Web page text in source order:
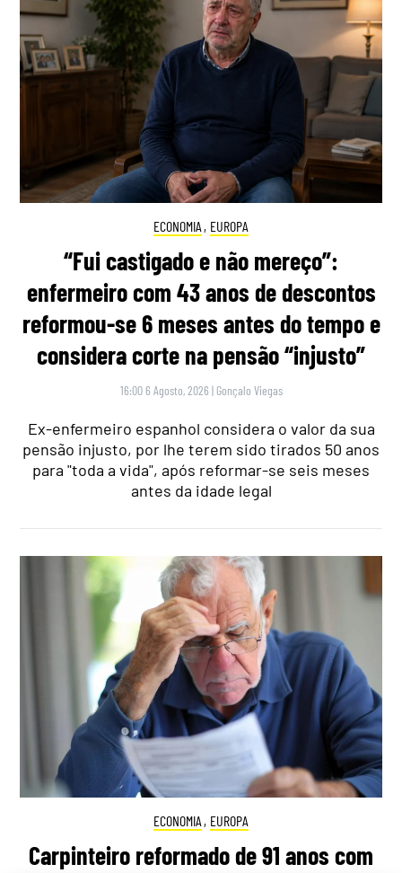
ECONOMIA , EUROPA
“Fui castigado e não mereço”:
enfermeiro com 43 anos de descontos
reformou-se 6 meses antes do tempo e
considera corte na pensão “injusto”
16:00 6 Agosto, 2026 | Gonçalo Viegas
Ex-enfermeiro espanhol considera o valor da sua
pensão injusto, por lhe terem sido tirados 50 anos
para "toda a vida", após reformar-se seis meses
antes da idade legal
ECONOMIA , EUROPA
Carpinteiro reformado de 91 anos com